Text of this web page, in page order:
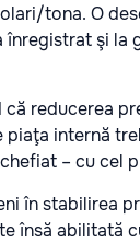
tona. O
şi la
că reducerea
piaţa internă
– cu cel
în stabilirea
însă abilitată